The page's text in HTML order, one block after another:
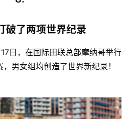
破了两项世界纪录
男女组均创造了世界新纪录！